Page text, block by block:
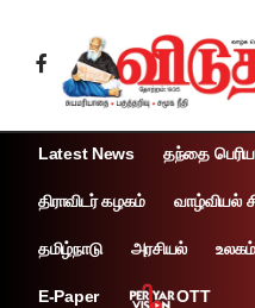
Latest News தந்தை
திராவிடர் கழகம் வாழ்வியல்
தமிழ்நாடு அரசியல் உலகம்
E-Paper OTT